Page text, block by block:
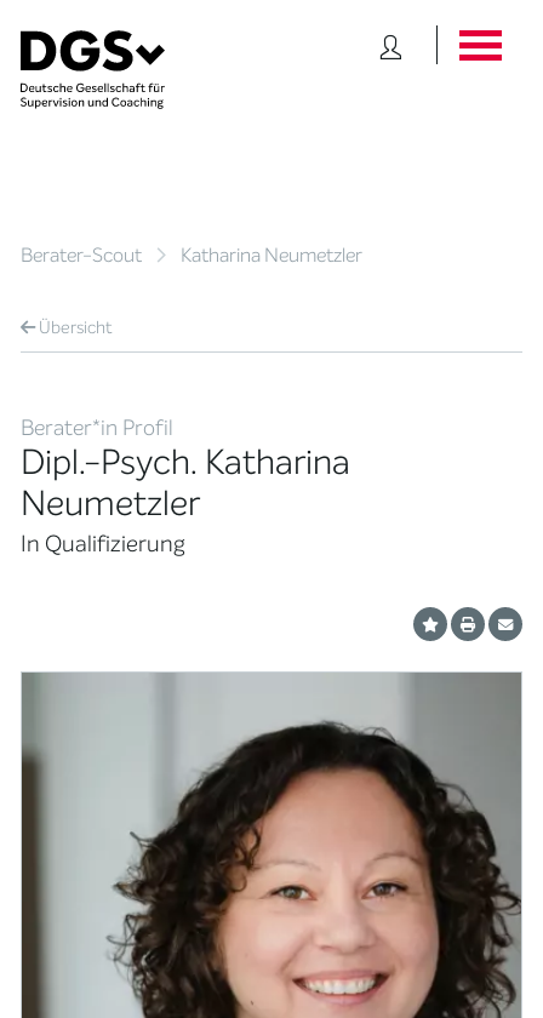
Berater-Scout Katharina Neumetzler
Übersicht
Berater*in Profil
Dipl.-Psych. Katharina
Neumetzler
In Qualifizierung